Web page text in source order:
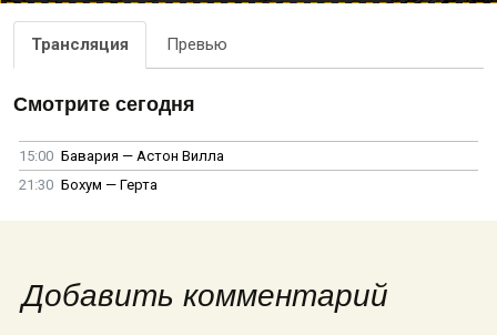
Трансляция Превью
Смотрите сегодня
15:00 Бавария — Астон Вилла
21:30 Бохум — Герта
Добавить комментарий